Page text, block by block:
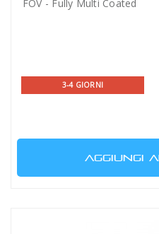
FOV - Fully Multi Coated
3-4 GIORNI
AGGIUNGI